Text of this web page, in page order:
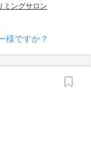
ミングサロン
様ですか？